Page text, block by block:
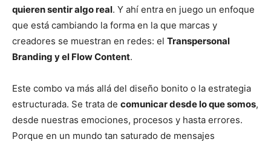
quieren sentir algo real. Y ahí entra en juego un enfoque
que está cambiando la forma en la que marcas y
creadores se muestran en redes: el Transpersonal
Branding y el Flow Content.
Este combo va más allá del diseño bonito o la estrategia
estructurada. Se trata de comunicar desde lo que somos,
desde nuestras emociones, procesos y hasta errores.
Porque en un mundo tan saturado de mensajes